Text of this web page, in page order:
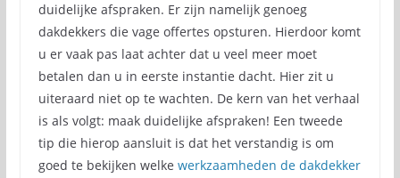
duidelijke afspraken. Er zijn namelijk genoeg
dakdekkers die vage offertes opsturen. Hierdoor komt
u er vaak pas laat achter dat u veel meer moet
betalen dan u in eerste instantie dacht. Hier zit u
uiteraard niet op te wachten. De kern van het verhaal
is als volgt: maak duidelijke afspraken! Een tweede
tip die hierop aansluit is dat het verstandig is om
goed te bekijken welke werkzaamheden de dakdekker